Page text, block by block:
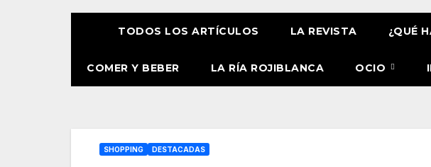
TODOS LOS ARTÍCULOS LA REVISTA ¿QUÉ
COMER Y BEBER LA RÍA ROJIBLANCA OCIO
SHOPPING DESTACADAS